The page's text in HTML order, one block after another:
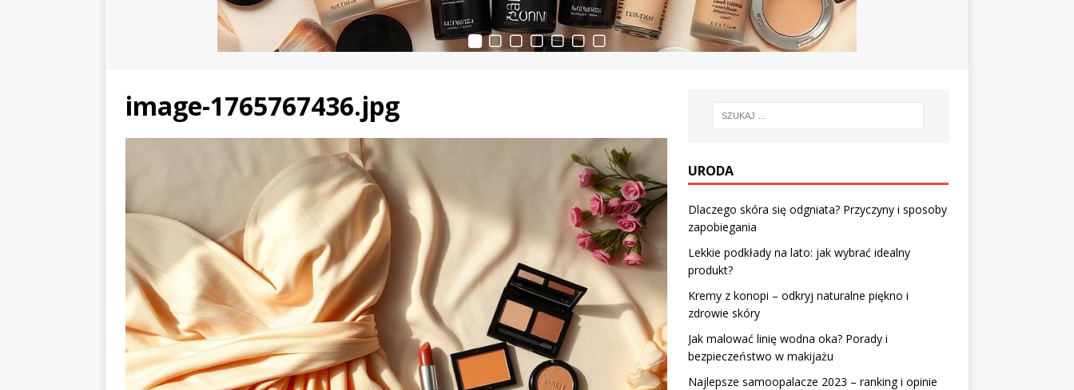
image-1765767436.jpg
URODA
Dlaczego skóra się odgniata? Przyczyny i sposoby
zapobiegania
Lekkie podkłady na lato: jak wybrać idealny
produkt?
Kremy z konopi – odkryj naturalne piękno i
zdrowie skóry
Jak malować linię wodna oka? Porady i
bezpieczeństwo w makijażu
Najlepsze samoopalacze 2023 – ranking i opinie